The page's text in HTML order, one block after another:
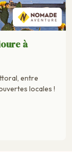
à
entre
locales !